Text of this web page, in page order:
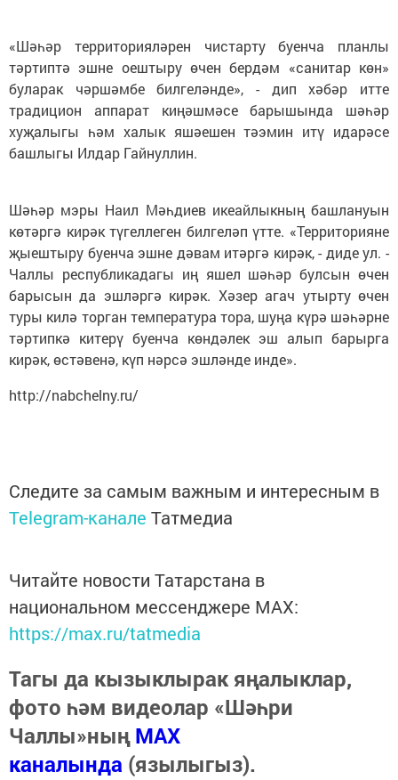
«Шәһәр территорияләрен чистарту буенча планлы
тәртиптә эшне оештыру өчен бердәм «санитар көн»
буларак чәршәмбе билгеләнде», - дип хәбәр итте
традицион аппарат киңәшмәсе барышында шәһәр
хуҗалыгы һәм халык яшәешен тәэмин итү идарәсе
башлыгы Илдар Гайнуллин.
Шәһәр мэры Наил Мәһдиев икеайлыкның башлануын
көтәргә кирәк түгеллеген билгеләп үтте. «Территорияне
җыештыру буенча эшне дәвам итәргә кирәк, - диде ул. -
Чаллы республикадагы иң яшел шәһәр булсын өчен
барысын да эшләргә кирәк. Хәзер агач утырту өчен
туры килә торган температура тора, шуңа күрә шәһәрне
тәртипкә китерү буенча көндәлек эш алып барырга
кирәк, өстәвенә, күп нәрсә эшләнде инде».
http://nabchelny.ru/
Следите за самым важным и интересным в
Telegram-канале Татмедиа
Читайте новости Татарстана в
национальном мессенджере MАХ:
https://max.ru/tatmedia
Тагы да кызыклырак яңалыклар,
фото һәм видеолар «Шәһри
Чаллы»ныңMAX
каналында (язылыгыз).